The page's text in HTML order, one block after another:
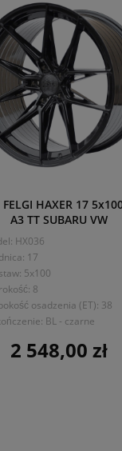
HAXER 17
A3 TT SUBARU VW
HX036
17
5x100
8
osadzenia (ET): 38
BL - czarne
Cena
2 548,00 zł